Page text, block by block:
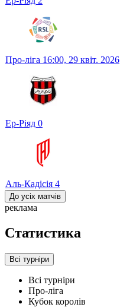
Про-ліга 16:00, 29 квіт. 2026
Ер-Ріяд 0
Аль-Кадісія 4
До усіх матчів
реклама
Статистика
Всі турніри
Всі турніри
Про-ліга
Кубок королів